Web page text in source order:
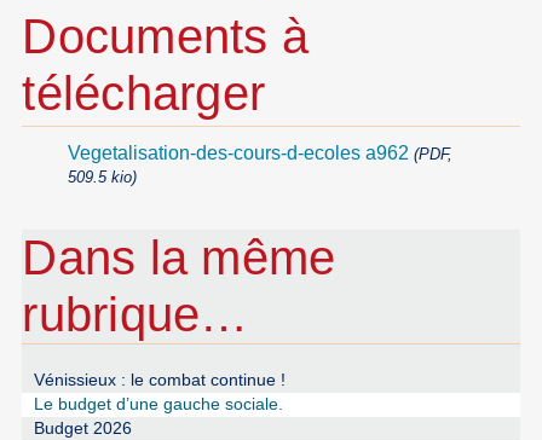
Documents à
télécharger
Vegetalisation-des-cours-d-ecoles a962 (PDF,
509.5 kio)
Dans la même
rubrique…
Vénissieux : le combat continue !
Le budget d’une gauche sociale.
Budget 2026